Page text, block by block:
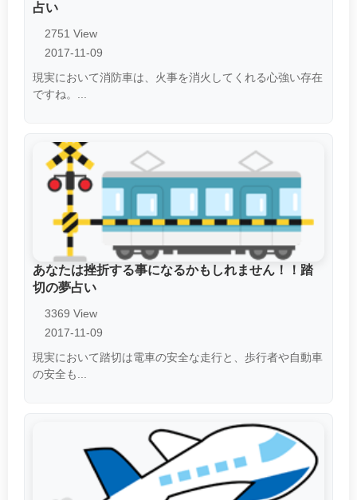
占い
2751 View
2017-11-09
現実において消防車は、火事を消火してくれる心強い存在
ですね。...
あなたは挫折する事になるかもしれません！！踏
切の夢占い
3369 View
2017-11-09
現実において踏切は電車の安全な走行と、歩行者や自動車
の安全も...